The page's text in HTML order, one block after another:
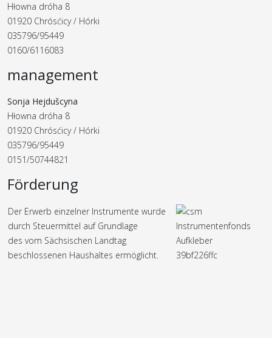
Hłowna dróha 8
01920 Chrósćicy / Hórki
035796/95449
0160/6116083
management
Sonja Hejdušcyna
Hłowna dróha 8
01920 Chrósćicy / Hórki
035796/95449
0151/50744821
Förderung
Der Erwerb einzelner Instrumente wurde
durch Steuermittel auf Grundlage
des vom Sächsischen Landtag
beschlossenen Haushaltes ermöglicht.